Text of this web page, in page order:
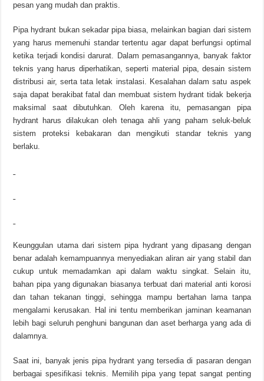
pesan yang mudah dan praktis.
Pipa hydrant bukan sekadar pipa biasa, melainkan bagian dari sistem
yang harus memenuhi standar tertentu agar dapat berfungsi optimal
ketika terjadi kondisi darurat. Dalam pemasangannya, banyak faktor
teknis yang harus diperhatikan, seperti material pipa, desain sistem
distribusi air, serta tata letak instalasi. Kesalahan dalam satu aspek
saja dapat berakibat fatal dan membuat sistem hydrant tidak bekerja
maksimal saat dibutuhkan. Oleh karena itu, pemasangan pipa
hydrant harus dilakukan oleh tenaga ahli yang paham seluk-beluk
sistem proteksi kebakaran dan mengikuti standar teknis yang
berlaku.
Keunggulan utama dari sistem pipa hydrant yang dipasang dengan
benar adalah kemampuannya menyediakan aliran air yang stabil dan
cukup untuk memadamkan api dalam waktu singkat. Selain itu,
bahan pipa yang digunakan biasanya terbuat dari material anti korosi
dan tahan tekanan tinggi, sehingga mampu bertahan lama tanpa
mengalami kerusakan. Hal ini tentu memberikan jaminan keamanan
lebih bagi seluruh penghuni bangunan dan aset berharga yang ada di
dalamnya.
Saat ini, banyak jenis pipa hydrant yang tersedia di pasaran dengan
berbagai spesifikasi teknis. Memilih pipa yang tepat sangat penting